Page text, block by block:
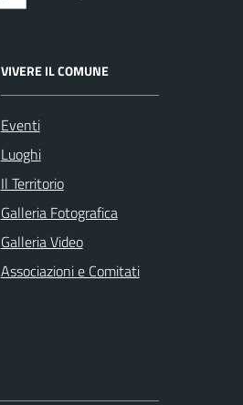
VIVERE IL COMUNE
Eventi
Luoghi
Il Territorio
Galleria Fotografica
Galleria Video
Associazioni e Comitati